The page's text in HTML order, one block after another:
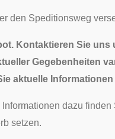
den Speditionsweg
Kontaktieren Sie uns
Gegebenheiten
aktuelle
dazu
setzen.